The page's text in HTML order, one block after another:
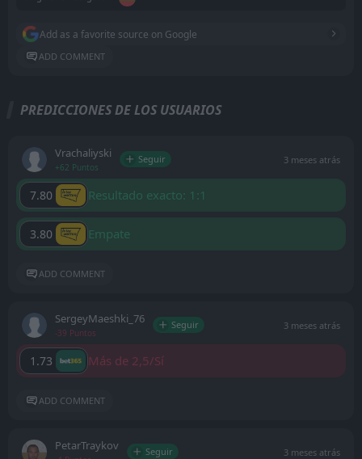
Add as a favorite source on Google
ADD COMMENT
PREDICCIONES DE LOS USUARIOS
Vrachaliyski
+62 Puntos
Seguir 3 meses atrás
7.80 Resultado exacto: 1:1
3.80 Empate
ADD COMMENT
SergeyMaeshki_76
-39 Puntos
Seguir 3 meses atrás
1.73 Más de 2,5/Sí
ADD COMMENT
PetarTraykov Seguir 3 meses atrás